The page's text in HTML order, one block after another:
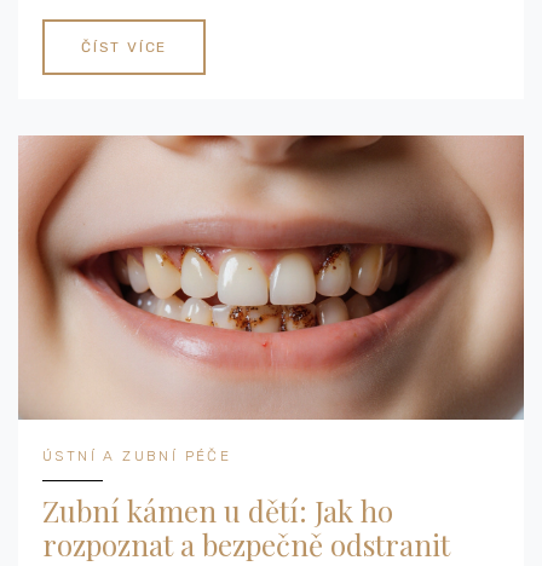
ČÍST VÍCE
ÚSTNÍ A ZUBNÍ PÉČE
Zubní kámen u dětí: Jak ho
rozpoznat a bezpečně odstranit